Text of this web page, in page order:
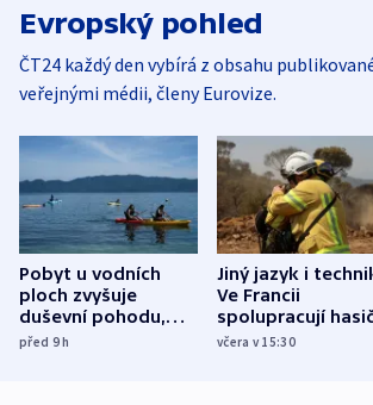
Evropský pohled
ČT24 každý den vybírá z obsahu
veřejnými médii, členy Eurovize.
Pobyt u vodních
ploch zvyšuje
duševní pohodu,
ukázala
před 9h
Jiný jazyk i
Ve Francii
spolupracují
různých zemí
včera v 15:30